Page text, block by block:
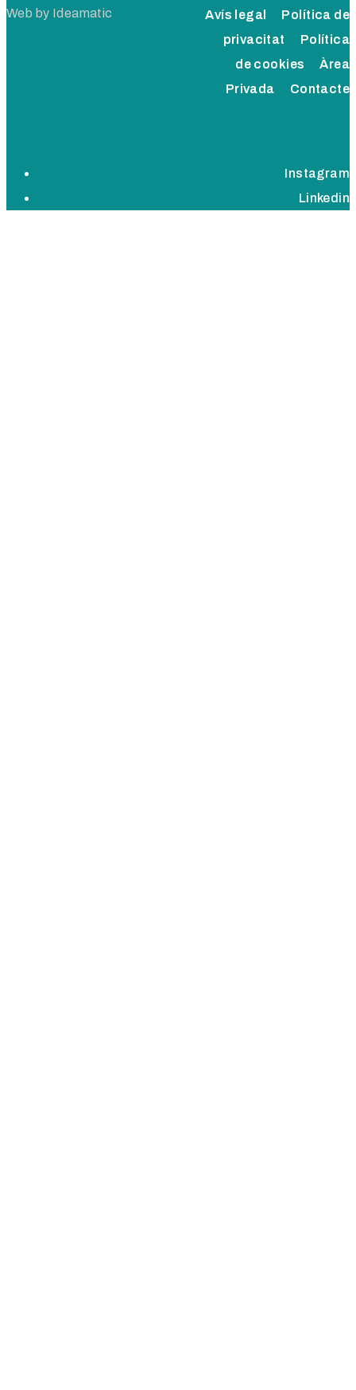
Web by Ideamatic Avís legal
Política de
privacitat
Política
de cookies
Àrea
Privada
Contacte
Instagram
Linkedin